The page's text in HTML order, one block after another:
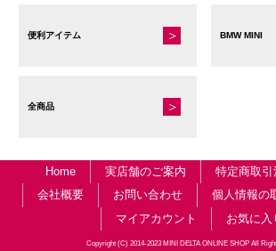
便利アイテム BMW MINI
全商品
Home 実店舗のご案内
特定商取
会社概要
お問い合わせ
個人情報の
マイアカウント
お気に入
Copyright (C) 2014-2023 MINI DELTA ONLINE SHOP All